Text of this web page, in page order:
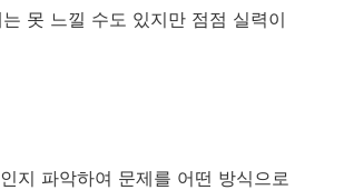
못 느낄 수도 있지만 점점 실력이
지 파악하여 문제를 어떤 방식으로